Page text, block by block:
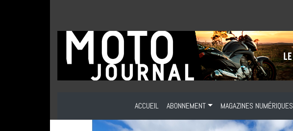
ACCUEIL ABONNEMENT MAGAZINES NUMÉRIQUES